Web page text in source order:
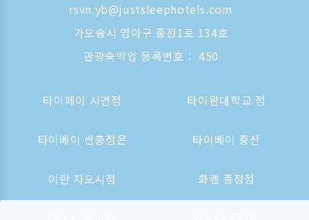
rsvn.yb@justsleephotels.com
가오슝시 영아구 중정1로 134호
관광숙박업 등록번호： 450
타이페이 시먼점 타이완대학교 점
타이베이 싼충점은 타이베이 중산
이란 자오시점 화롄 종정점